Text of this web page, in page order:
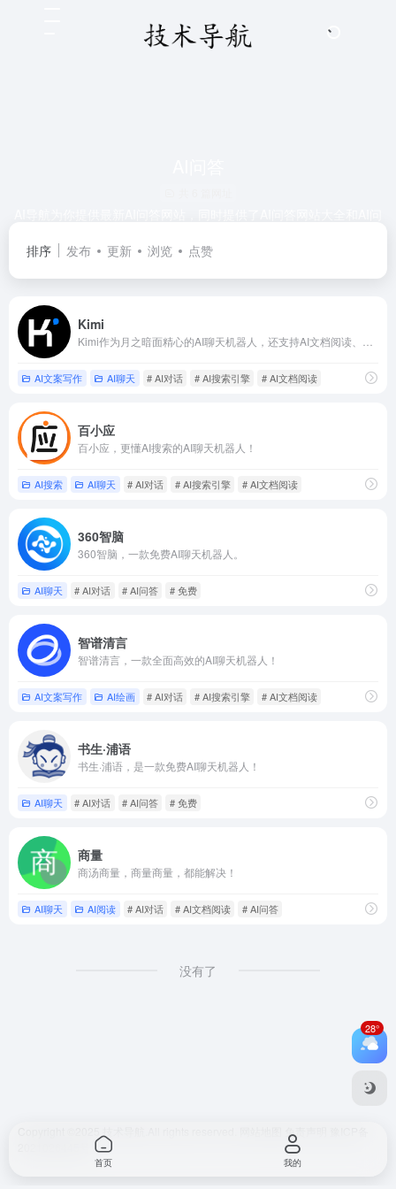
人工智能爱好者，都可以在AI导航找到心仪的AI问答网站。AI人
排序 发布 更新 浏览 点赞
Kimi
AI文案写作 AI聊天 # AI对话 # AI搜索引擎 # AI文档阅读
百小应
百小应，更懂AI搜索的AI聊天机器人！
AI搜索 AI聊天 # AI对话 # AI搜索引擎 # AI文档阅读
360智脑
360智脑，一款免费AI聊天机器人。
AI聊天 # AI对话 # AI问答 # 免费
智谱清言
智谱清言，一款全面高效的AI聊天机器人！
AI文案写作 AI绘画 # AI对话 # AI搜索引擎 # AI文档阅读
书生·浦语
书生·浦语，是一款免费AI聊天机器人！
AI聊天 # AI对话 # AI问答 # 免费
商量
商汤商量，商量商量，都能解决！
AI聊天 AI阅读 # AI对话 # AI文档阅读 # AI问答
没有了
免责声明
28°
首页 我的